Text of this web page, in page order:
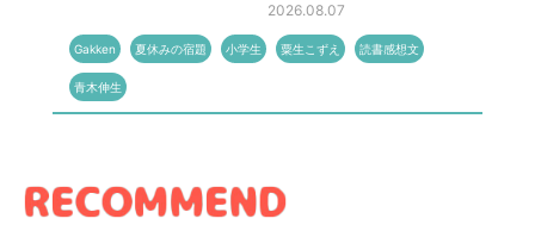
2026.08.07
Gakken 夏休みの宿題 小学生 粟生こずえ 読書感想文
青木伸生